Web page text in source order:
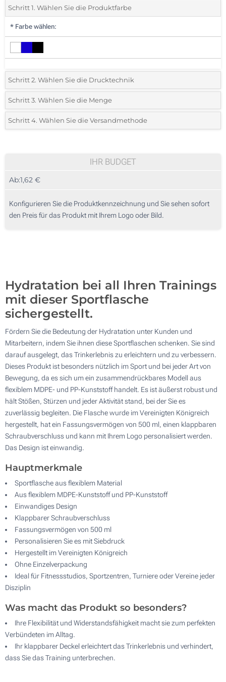
Schritt 1. Wählen Sie die Produktfarbe
* Farbe wählen:
Schritt 2. Wählen Sie die Drucktechnik
*Wählen Sie die Druck- und Farbtechniken für Ihr Logo:
1 Farbig (Rundum-Druck)
3 Farbig (Rundum-Druck)
Ohne Werbedruck
Schritt 3. Wählen Sie die Menge
*Bitte wählen Sie Ihre gewünschte Menge
20
100
Schritt 4. Wählen Sie die Versandmethode
IHR BUDGET
Ab:1,62 €
Konfigurieren Sie die Produktkennzeichnung und Sie sehen sofort
den Preis für das Produkt mit Ihrem Logo oder Bild.
Hydratation bei all Ihren Trainings
mit dieser Sportflasche
sichergestellt.
Fördern Sie die Bedeutung der Hydratation unter Kunden und
Mitarbeitern, indem Sie ihnen diese Sportflaschen schenken. Sie sind
darauf ausgelegt, das Trinkerlebnis zu erleichtern und zu verbessern.
Dieses Produkt ist besonders nützlich im Sport und bei jeder Art von
Bewegung, da es sich um ein zusammendrückbares Modell aus
flexiblem MDPE- und PP-Kunststoff handelt. Es ist äußerst robust und
hält Stößen, Stürzen und jeder Aktivität stand, bei der Sie es
zuverlässig begleiten. Die Flasche wurde im Vereinigten Königreich
hergestellt, hat ein Fassungsvermögen von 500 ml, einen klappbaren
Schraubverschluss und kann mit Ihrem Logo personalisiert werden.
Das Design ist einwandig.
Hauptmerkmale
Sportflasche aus flexiblem Material
Aus flexiblem MDPE-Kunststoff und PP-Kunststoff
Einwandiges Design
Klappbarer Schraubverschluss
Fassungsvermögen von 500 ml
Personalisieren Sie es mit Siebdruck
Hergestellt im Vereinigten Königreich
Ohne Einzelverpackung
Ideal für Fitnessstudios, Sportzentren, Turniere oder Vereine jeder
Disziplin
Was macht das Produkt so besonders?
Ihre Flexibilität und Widerstandsfähigkeit macht sie zum perfekten
Verbündeten im Alltag.
Ihr klappbarer Deckel erleichtert das Trinkerlebnis und verhindert,
dass Sie das Training unterbrechen.